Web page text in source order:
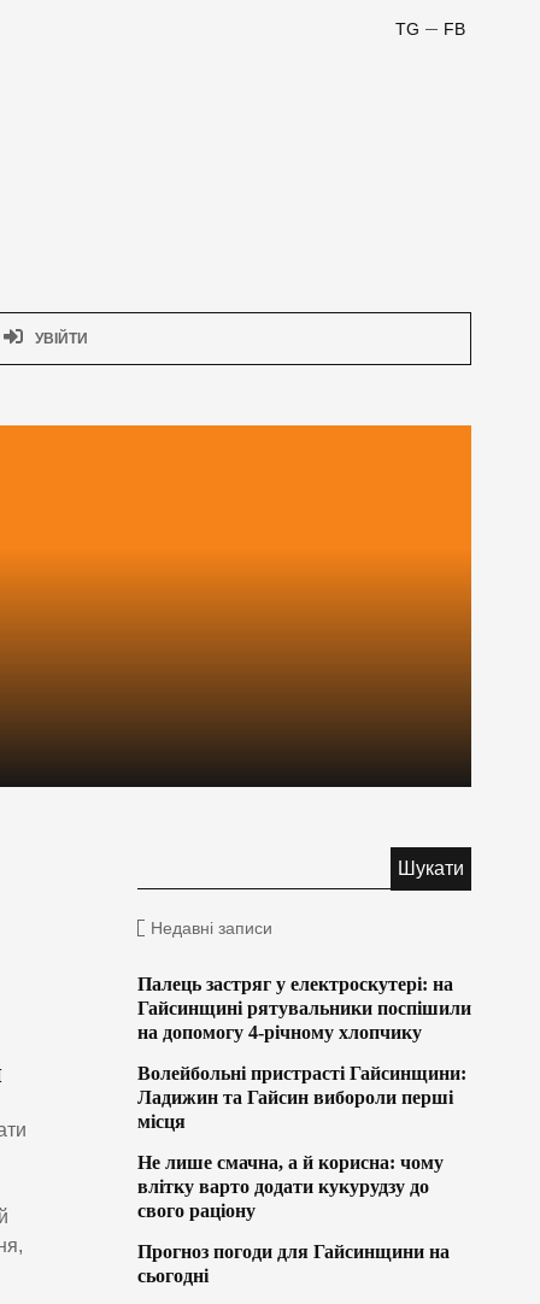
FB
TG
УВІЙТИ
Недавні записи
Палець застряг у електроскутері: на
Гайсинщині рятувальники поспішили
на допомогу 4-річному хлопчику
Волейбольні пристрасті Гайсинщини:
Ладижин та Гайсин вибороли перші
місця
Не лише смачна, а й корисна: чому
влітку варто додати кукурудзу до
свого раціону
Прогноз погоди для Гайсинщини на
сьогодні